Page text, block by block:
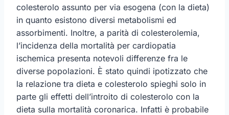
colesterolo assunto per via esogena (con la dieta)
in quanto esistono diversi metabolismi ed
assorbimenti. Inoltre, a parità di colesterolemia,
l’incidenza della mortalità per cardiopatia
ischemica presenta notevoli differenze fra le
diverse popolazioni. È stato quindi ipotizzato che
la relazione tra dieta e colesterolo spieghi solo in
parte gli effetti dell’introito di colesterolo con la
dieta sulla mortalità coronarica. Infatti è probabile